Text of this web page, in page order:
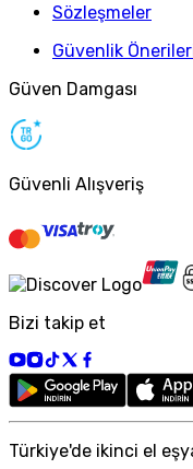
Sözleşmeler
Güvenlik
Güven Damgası
Güvenli Alışveriş
Bizi takip et
Türkiye'de ikinci el